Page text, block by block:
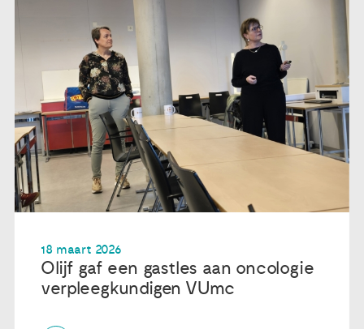
18 maart 2026
Olijf gaf een gastles aan oncologie
verpleegkundigen VUmc